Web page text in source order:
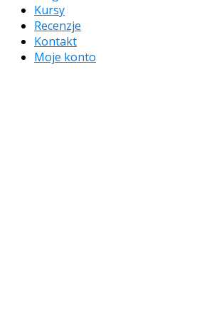
Kursy
Recenzje
Kontakt
Moje konto